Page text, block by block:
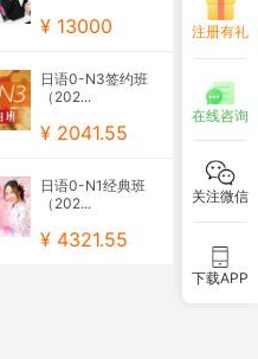
¥ 13000
日语0-N3签约班
（202...
¥ 2041.55
日语0-N1经典班
（202...
¥ 4321.55
注册有礼
在线咨询
关注微信
下载APP